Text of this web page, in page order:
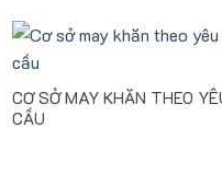
CƠ SỞ MAY KHĂN THEO
CẦU